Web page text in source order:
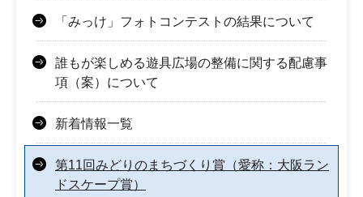
「みっけ」フォトコンテストの結果について
誰もが楽しめる遊具広場の整備に関する配慮事
項（案）について
新着情報一覧
第11回みどりのまちづくり賞（愛称：大阪ラン
ドスケープ賞）